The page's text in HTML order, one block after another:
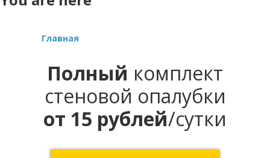
Главная
Полный комплект
стеновой опалубки
от 15 рублей/сутки